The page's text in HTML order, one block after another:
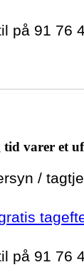
på 91 76
varer et
/
på 91 76